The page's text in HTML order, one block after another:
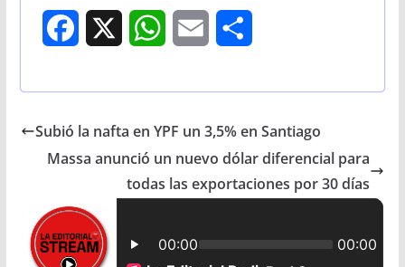
e
o
o
W
t
s
p
i
r
Subió la nafta en YPF un 3,5% en Santiago
Massa anunció un nuevo dólar diferencial para
todas las exportaciones por 30 días